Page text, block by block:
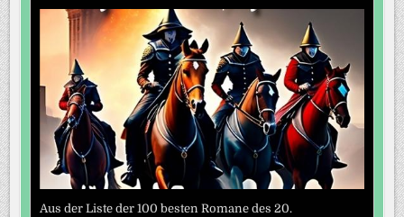
Aus der Liste der 100 besten Romane des 20.